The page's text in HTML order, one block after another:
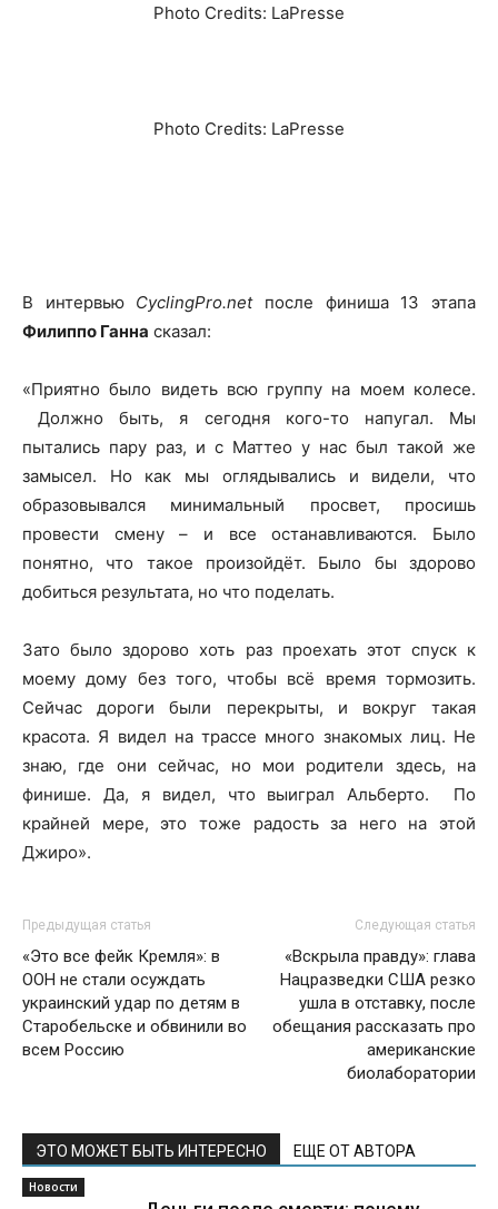
Photo Credits: LaPresse
Photo Credits: LaPresse
В интервью CyclingPro.netпосле финиша 13 этапа
Филиппо Ганна сказал:
«Приятно было видеть всю группу на моем колесе.
Должно быть, я сегодня кого-то напугал. Мы
пытались пару раз, и с Маттео у нас был такой же
замысел. Но как мы оглядывались и видели, что
образовывался минимальный просвет, просишь
провести смену – и все останавливаются. Было
понятно, что такое произойдёт. Было бы здорово
добиться результата, но что поделать.
Зато было здорово хоть раз проехать этот спуск к
моему дому без того, чтобы всё время тормозить.
Сейчас дороги были перекрыты, и вокруг такая
красота. Я видел на трассе много знакомых лиц. Не
знаю, где они сейчас, но мои родители здесь, на
финише. Да, я видел, что выиграл Альберто. По
крайней мере, это тоже радость за него на этой
Джиро».
Предыдущая статья
«Это все фейк Кремля»: в
ООН не стали осуждать
украинский удар по детям в
Старобельске и обвинили во
всем Россию
Следующая статья
«Вскрыла правду»: глава
Нацразведки США резко
ушла в отставку, после
обещания рассказать про
американские
биолаборатории
ЭТО МОЖЕТ БЫТЬ ИНТЕРЕСНО ЕЩЕ ОТ АВТОРА
Новости